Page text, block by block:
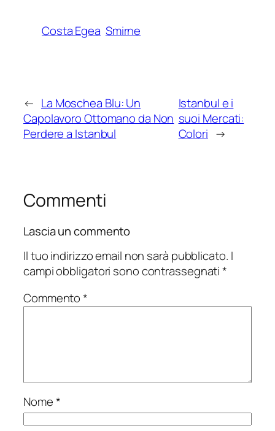
Costa Egea Smirne
← La Moschea Blu: Un
Capolavoro Ottomano da Non
Perdere a Istanbul
Istanbul e i
suoi Mercati:
Colori →
Commenti
Lascia un commento
Il tuo indirizzo email non sarà pubblicato. I
campi obbligatori sono contrassegnati*
Commento*
Nome*